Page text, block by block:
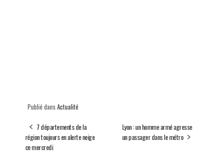
Publié dans Actualité
7 départements de la
région toujours en alerte neige
ce mercredi
Lyon : un homme armé agresse
un passager dans le métro